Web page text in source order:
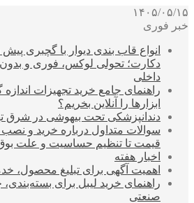
۱۴۰۵/۰۵/۱۵
خبر فوری
انواع قاب بندی دیوار با گچبری
دکارت؛ تحولی لوکس، فوری و
داخلی
راهنمای جامع خرید تجهیزات
ابزارها را آنلاین بخریم؟
دندانپزشکی تحت بیهوشی در شرق
سوالات متداول درباره خرید و
قیمت تا تنظیم حساسیت و علت
اخبار هفته
اهمیت آگهی برای تبلیغ محصول،
راهنمای خرید لیبل برای
صنعتی